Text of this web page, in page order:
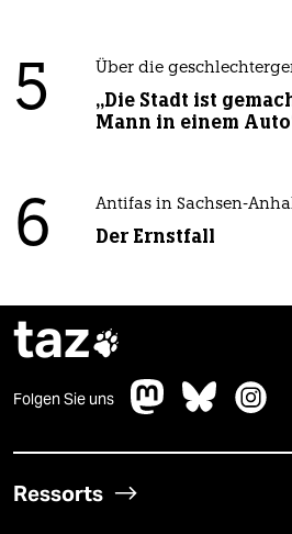
5 Über die
„Die Stadt ist
Mann in einem
6 Antifas in Sachsen-
Der Ernstfall
taz
Folgen Sie uns
Ressorts